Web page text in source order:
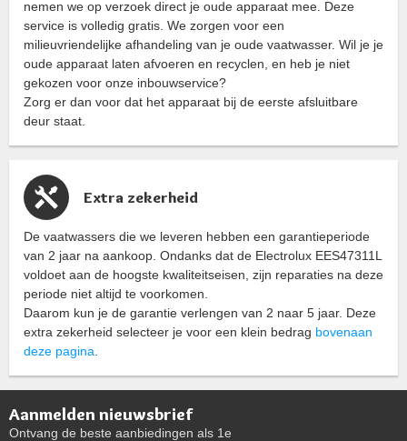
nemen we op verzoek direct je oude apparaat mee. Deze
service is volledig gratis. We zorgen voor een
milieuvriendelijke afhandeling van je oude vaatwasser. Wil je je
oude apparaat laten afvoeren en recyclen, en heb je niet
gekozen voor onze inbouwservice?
Zorg er dan voor dat het apparaat bij de eerste afsluitbare
deur staat.
Extra zekerheid
De vaatwassers die we leveren hebben een garantieperiode
van 2 jaar na aankoop. Ondanks dat de Electrolux EES47311L
voldoet aan de hoogste kwaliteitseisen, zijn reparaties na deze
periode niet altijd te voorkomen.
Daarom kun je de garantie verlengen van 2 naar 5 jaar. Deze
extra zekerheid selecteer je voor een klein bedrag bovenaan
deze pagina
Aanmelden nieuwsbrief
Ontvang de beste aanbiedingen als 1e